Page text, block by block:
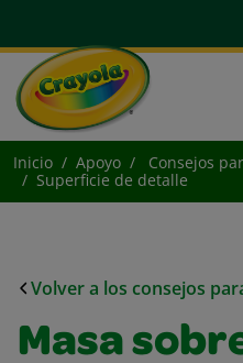
Inicio Apoyo
Consejos
Superficie de detalle
Volver a los consejos
Masa